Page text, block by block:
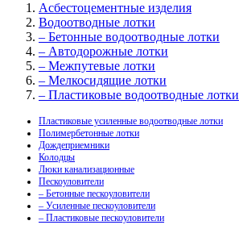
Асбестоцементные изделия
Водоотводные лотки
– Бетонные водоотводные лотки
– Автодорожные лотки
– Межпутевые лотки
– Мелкосидящие лотки
– Пластиковые водоотводные лотки
Пластиковые усиленные водоотводные лотки
Полимербетонные лотки
Дождеприемники
Колодцы
Люки канализационные
Пескоуловители
– Бетонные пескоуловители
– Усиленные пескоуловители
– Пластиковые пескоуловители